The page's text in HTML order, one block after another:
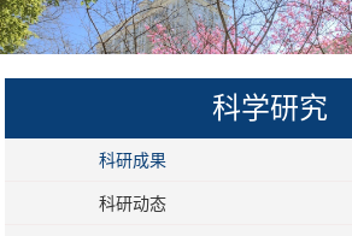
科学研究
科研成果
科研动态